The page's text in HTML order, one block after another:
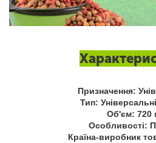
Призначення:
Тип:
Об'єм: 720
Особливості:
Країна-виробник